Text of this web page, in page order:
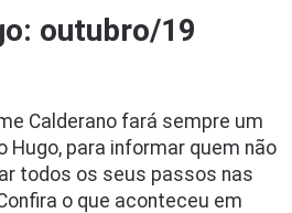
outubro/19
Calderano fará sempre um
Hugo, para informar quem não
todos os seus passos nas
o que aconteceu em